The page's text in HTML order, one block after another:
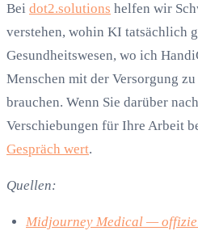
Bei dot2.solutions helfen wir
verstehen, wohin KI tatsächlich
Gesundheitswesen, wo ich
Menschen mit der Versorgung
brauchen. Wenn Sie darüber
Verschiebungen für Ihre Arbeit
Gespräch wert.
Quellen:
Midjourney Medical —